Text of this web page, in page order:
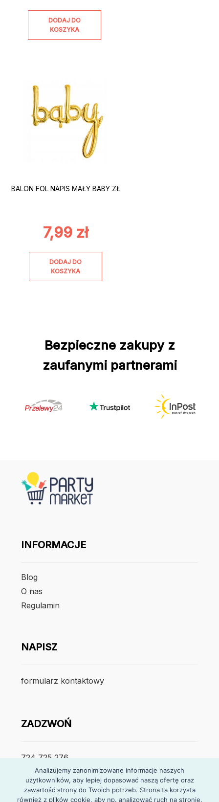
DODAJ DO
KOSZYKA
BALON FOL NAPIS MAŁY BABY ZŁ
7,99 zł
DODAJ DO
KOSZYKA
Bezpieczne zakupy z
zaufanymi partnerami
INFORMACJE
Blog
O nas
Regulamin
NAPISZ
formularz kontaktowy
ZADZWOŃ
724 725 276
poniedzialek – piątek
7:30 – 15:30
Analizujemy zanonimizowane informacje naszych
użytkowników, aby lepiej dopasować naszą ofertę oraz
zawartość strony do Twoich potrzeb. Strona ta korzysta
również z plików cookie, aby np. analizować ruch na stronie.